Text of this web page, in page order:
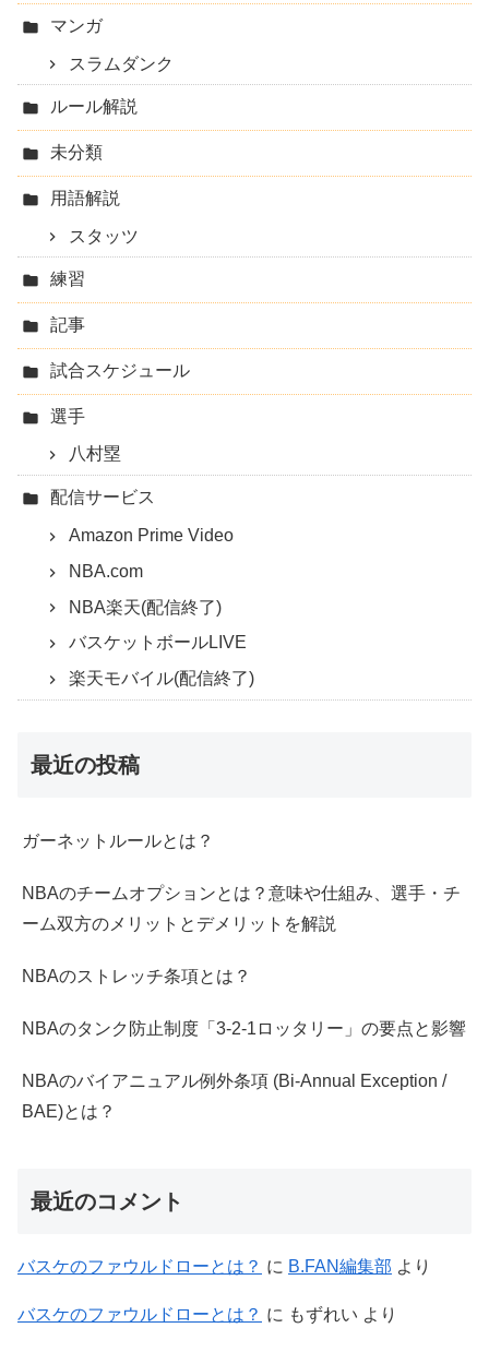
マンガ
スラムダンク
ルール解説
未分類
用語解説
スタッツ
練習
記事
試合スケジュール
選手
八村塁
配信サービス
Amazon Prime Video
NBA.com
NBA楽天(配信終了)
バスケットボールLIVE
楽天モバイル(配信終了)
最近の投稿
ガーネットルールとは？
NBAのチームオプションとは？意味や仕組み、選手・チ
ーム双方のメリットとデメリットを解説
NBAのストレッチ条項とは？
NBAのタンク防止制度「3-2-1ロッタリー」の要点と影響
NBAのバイアニュアル例外条項 (Bi-Annual Exception /
BAE)とは？
最近のコメント
バスケのファウルドローとは？ に B.FAN編集部 より
バスケのファウルドローとは？ に もずれい より